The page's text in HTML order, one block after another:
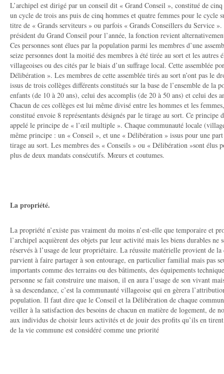
L’archipel est dirigé par un conseil dit « Grand Conseil », constitué de
un cycle de trois ans puis de cinq hommes et quatre femmes pour le cycle
titre de « Grands serviteurs » ou parfois « Grands Conseillers du Service ».
président du Grand Conseil pour l’année, la fonction revient
Ces personnes sont élues par la population parmi les membres d’une
seize personnes dont la moitié des membres à été tirée au sort et les autres
villageoises ou des cités par le biais d’un suffrage local. Cette assemblée
Délibération ». Les membres de cette assemblée tirés au sort n’ont pas le
issus de trois collèges différents constitués sur la base de l’ensemble de la
enfants (de 10 à 20 ans), celui des accomplis (de 20 à 50 ans) et celui des
Chacun de ces collèges est lui même divisé entre les hommes et les
constitué envoie 8 représentants désignés par le tirage au sort. Ce principe
appelé le principe de « l’œil multiple ». Chaque communauté locale
même principe : un « Conseil », et une « Délibération » issus pour une
tirage au sort. Les membres des « Conseils » ou « Délibération »sont élus
plus de deux mandats consécutifs. Mœurs et coutumes.
La propriété.
La propriété n’existe pas vraiment du moins n’est-elle que temporaire et
l’archipel acquièrent des objets par leur activité mais les biens durables ne
réservés à l’usage de leur propriétaire. La réussite matérielle provient de
parvient à faire partager à son entourage, en particulier familial mais pas
importants comme des terrains ou des bâtiments, des équipements
personne se fait construire une maison, il en aura l’usage de son vivant
à sa descendance, c’est la communauté villageoise qui en gèrera
population. Il faut dire que le Conseil et la Délibération de chaque
veiller à la satisfaction des besoins de chacun en matière de logement, de
aux individus de choisir leurs activités et de jouir des profits qu’ils en
de la vie commune est considéré comme une priorité